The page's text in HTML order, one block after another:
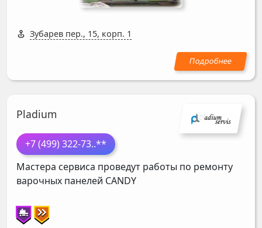
Зубарев пер., 15, корп. 1
Pladium
+7 (499) 322-73..**
Мастера сервиса проведут работы по ремонту
варочных панелей CANDY